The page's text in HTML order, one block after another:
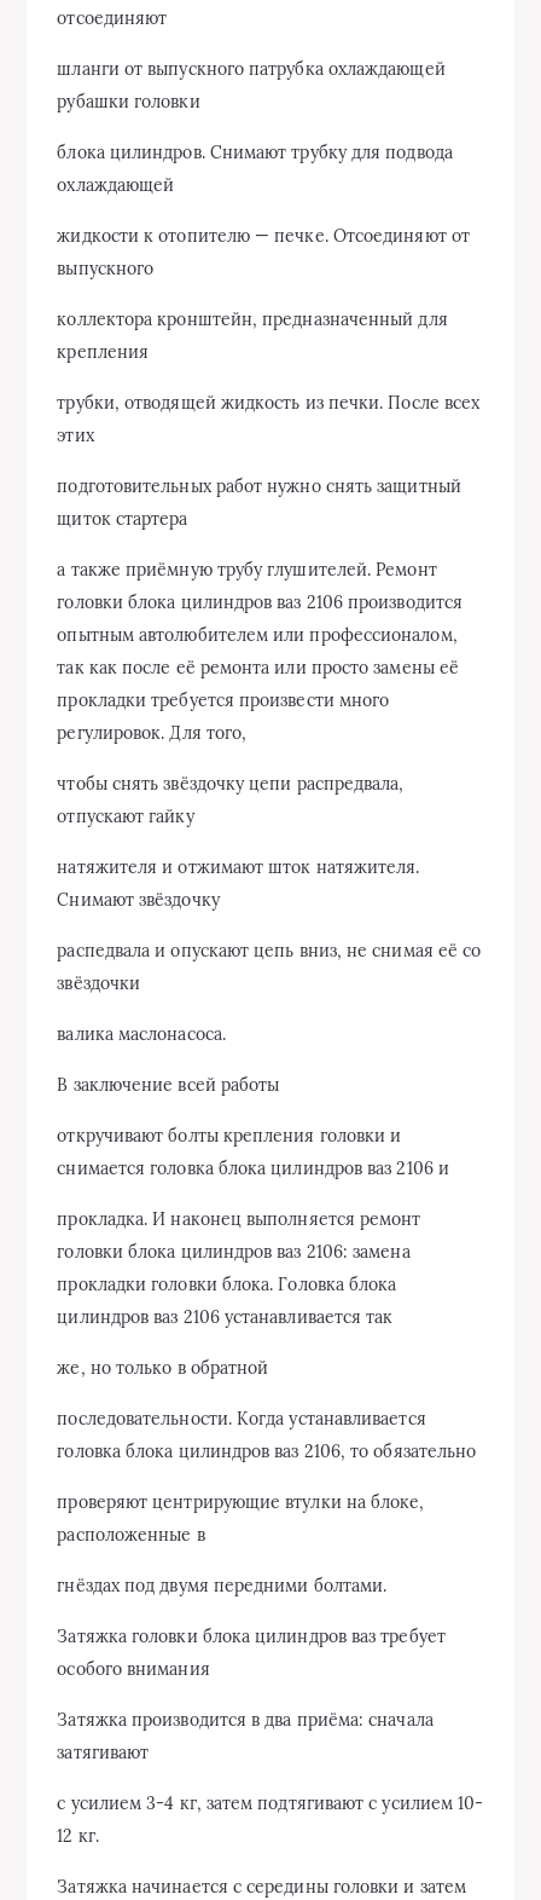
отсоединяют
шланги от выпускного патрубка охлаждающей
рубашки головки
блока цилиндров. Снимают трубку для подвода
охлаждающей
жидкости к отопителю — печке. Отсоединяют от
выпускного
коллектора кронштейн, предназначенный для
крепления
трубки, отводящей жидкость из печки. После всех
этих
подготовительных работ нужно снять защитный
щиток стартера
а также приёмную трубу глушителей. Ремонт
головки блока цилиндров ваз 2106 производится
опытным автолюбителем или профессионалом,
так как после её ремонта или просто замены её
прокладки требуется произвести много
регулировок. Для того,
чтобы снять звёздочку цепи распредвала,
отпускают гайку
натяжителя и отжимают шток натяжителя.
Снимают звёздочку
распедвала и опускают цепь вниз, не снимая её со
звёздочки
валика маслонасоса.
В заключение всей работы
откручивают болты крепления головки и
снимается головка блока цилиндров ваз 2106 и
прокладка. И наконец выполняется ремонт
головки блока цилиндров ваз 2106: замена
прокладки головки блока. Головка блока
цилиндров ваз 2106 устанавливается так
же, но только в обратной
последовательности. Когда устанавливается
головка блока цилиндров ваз 2106, то обязательно
проверяют центрирующие втулки на блоке,
расположенные в
гнёздах под двумя передними болтами.
Затяжка головки блока цилиндров ваз требует
особого внимания
Затяжка производится в два приёма: сначала
затягивают
с усилием 3-4 кг, затем подтягивают с усилием 10-
12 кг.
Затяжка начинается с середины головки и затем